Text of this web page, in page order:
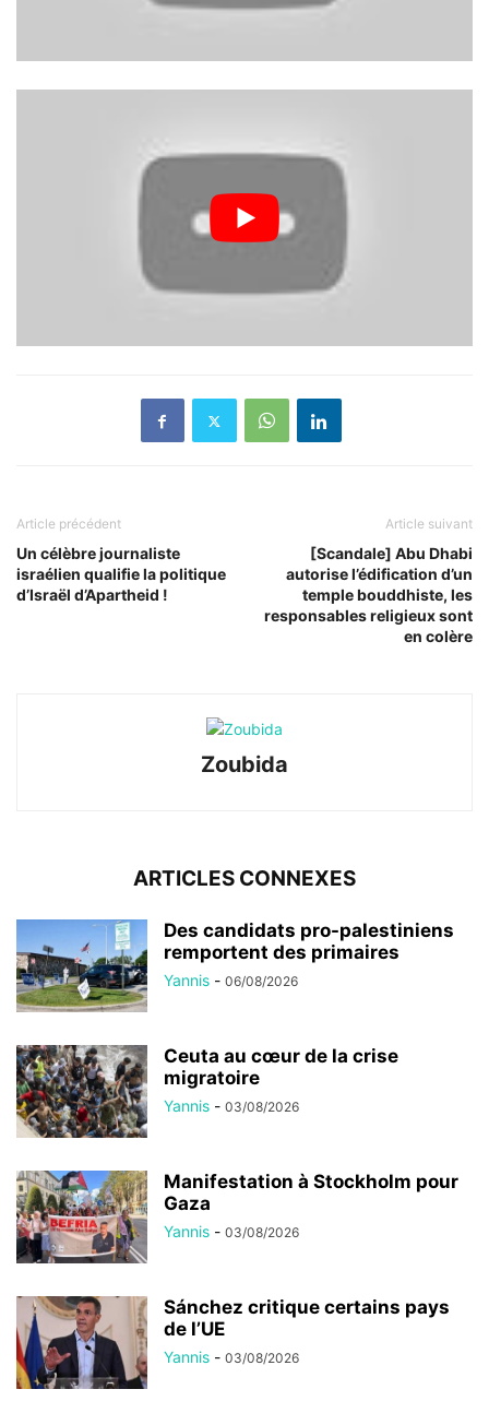
Article précédent
Un célèbre journaliste
israélien qualifie la politique
d’Israël d’Apartheid !
Article suivant
[Scandale] Abu Dhabi
autorise l’édification d’un
temple bouddhiste, les
responsables religieux sont
en colère
Zoubida
ARTICLES CONNEXES
Des candidats pro-palestiniens
remportent des primaires
Yannis - 06/08/2026
Ceuta au cœur de la crise
migratoire
Yannis - 03/08/2026
Manifestation à Stockholm pour
Gaza
Yannis - 03/08/2026
Sánchez critique certains pays
de l’UE
Yannis - 03/08/2026